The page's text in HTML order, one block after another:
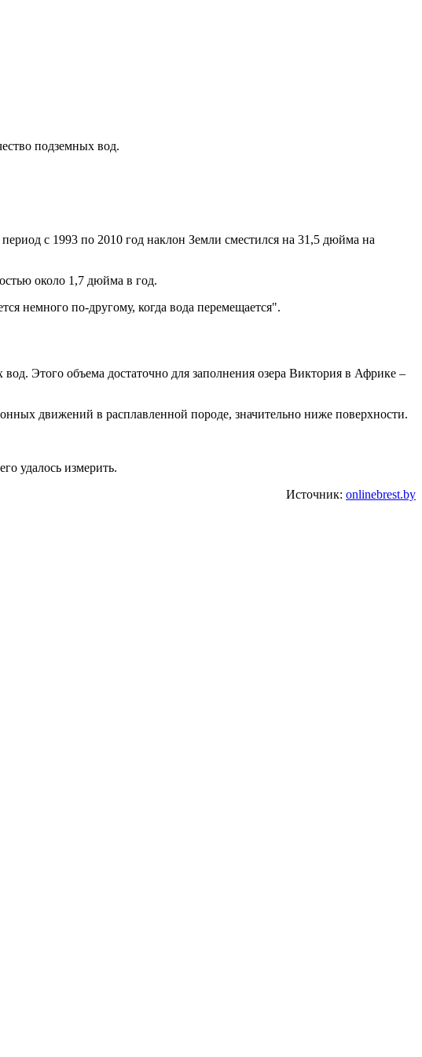
подземных вод.
с 1993 по 2010 год наклон Земли сместился на 31,5 дюйма на
около 1,7 дюйма в год.
немного по-другому, когда вода перемещается".
Этого объема достаточно для заполнения озера Виктория в Африке –
движений в расплавленной породе, значительно ниже поверхности.
удалось измерить.
Источник: onlinebrest.by